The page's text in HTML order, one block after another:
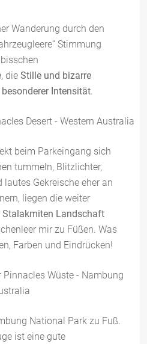
Wanderung durch den
Stimmung
, die Stille und bizarre
besonderer Intensität
beim Parkeingang sich
tummeln, Blitzlichter,
Gekreische eher an
liegen die weiter
Stalakmiten Landschaft
mir zu Füßen. Was
Farben und Eindrücken!
National Park zu Fuß.
ist eine gute